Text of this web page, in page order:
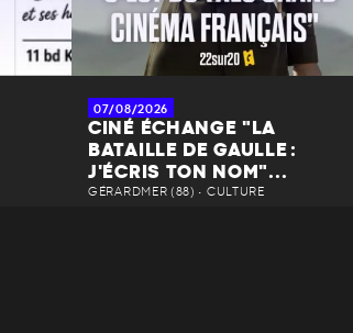
07/08/2026
CINÉ ÉCHANGE "LA
BATAILLE DE GAULLE :
J'ÉCRIS TON NOM"...
GÉRARDMER (88) • CULTURE